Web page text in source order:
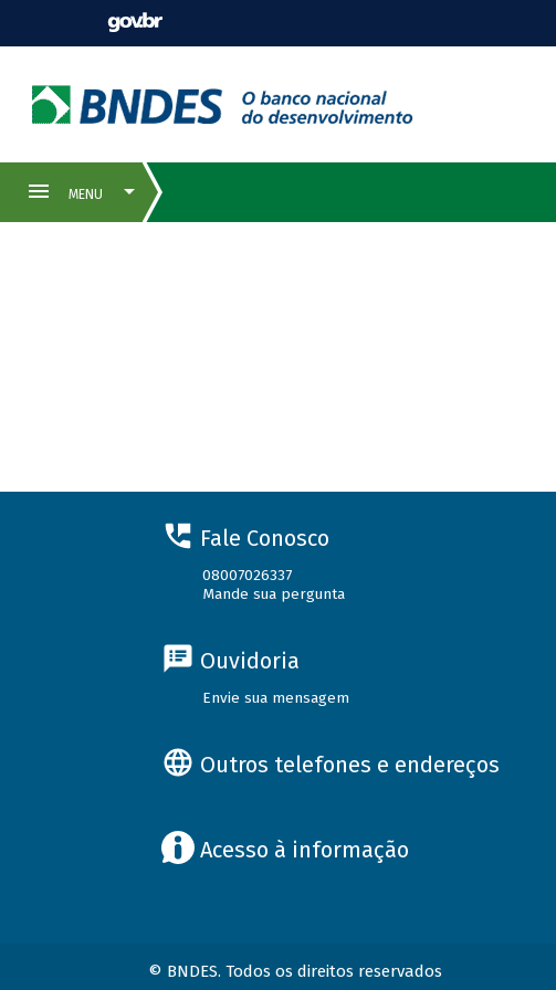
Fale Conosco
08007026337
Mande sua pergunta
Ouvidoria
Envie sua mensagem
Outros telefones e endereços
Acesso à informação
© BNDES. Todos os direitos reservados